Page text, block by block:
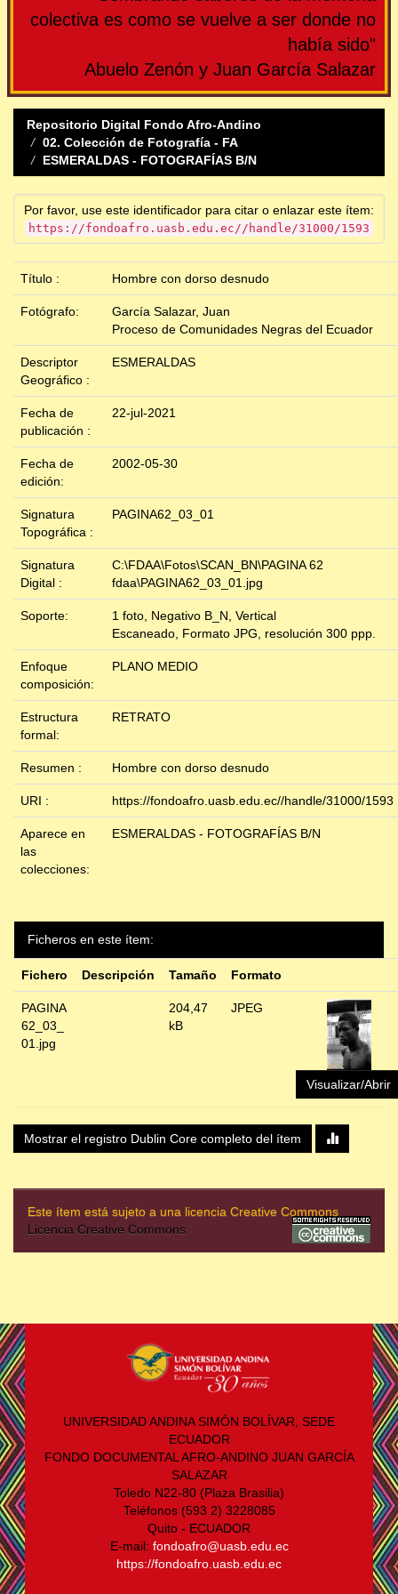
colectiva es como se vuelve a ser donde no
había sido"
Abuelo Zenón y Juan García Salazar
Repositorio Digital Fondo Afro-Andino
02. Colección de Fotografía - FA
ESMERALDAS - FOTOGRAFÍAS B/N
Por favor, use este identificador para citar o enlazar este ítem:
https://fondoafro.uasb.edu.ec//handle/31000/1593
Título : Hombre con dorso desnudo
Fotógrafo:
García Salazar, Juan
Proceso de Comunidades Negras del Ecuador
Descriptor
Geográfico :
ESMERALDAS
Fecha de
publicación :
22-jul-2021
Fecha de
edición:
2002-05-30
Signatura
Topográfica :
PAGINA62_03_01
Signatura
Digital :
C:\FDAA\Fotos\SCAN_BN\PAGINA 62
fdaa\PAGINA62_03_01.jpg
Soporte:
1 foto, Negativo B_N, Vertical
Escaneado, Formato JPG, resolución 300 ppp.
Enfoque
composición:
PLANO MEDIO
Estructura
formal:
RETRATO
Resumen : Hombre con dorso desnudo
URI : https://fondoafro.uasb.edu.ec//handle/31000/1593
Aparece en
las
colecciones:
ESMERALDAS - FOTOGRAFÍAS B/N
Ficheros en este ítem:
Fichero Descripción Tamaño Formato
PAGINA
62_03_
01.jpg
204,47
kB
JPEG
Visualizar/Abrir
Mostrar el registro Dublin Core completo del ítem
Este ítem está sujeto a una licencia Creative Commons
Licencia Creative Commons
UNIVERSIDAD ANDINA SIMÓN BOLÍVAR, SEDE
ECUADOR
FONDO DOCUMENTAL AFRO-ANDINO JUAN GARCÍA
SALAZAR
Toledo N22-80 (Plaza Brasilia)
Teléfonos (593 2) 3228085
Quito - ECUADOR
E-mail: fondoafro@uasb.edu.ec
https://fondoafro.uasb.edu.ec